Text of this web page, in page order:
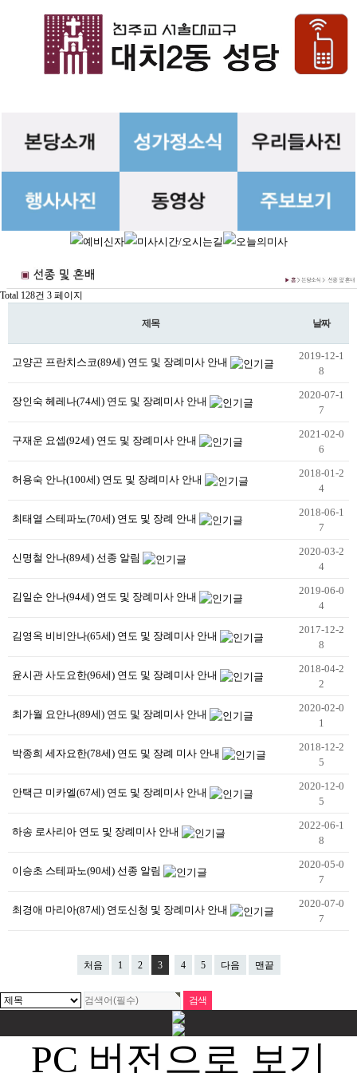
Total 128건 3 페이지
제목 날짜
고양곤 프란치스코(89세) 연도 및 장례미사 안내
2019-12-1
8
장인숙 헤레나(74세) 연도 및 장례미사 안내
2020-07-1
7
구재운 요셉(92세) 연도 및 장례미사 안내
2021-02-0
6
허용숙 안나(100세) 연도 및 장례미사 안내
2018-01-2
4
최태열 스테파노(70세) 연도 및 장례 안내
2018-06-1
7
신명철 안나(89세) 선종 알림
2020-03-2
4
김일순 안나(94세) 연도 및 장례미사 안내
2019-06-0
4
김영옥 비비안나(65세) 연도 및 장례미사 안내
2017-12-2
8
윤시관 사도요한(96세) 연도 및 장례미사 안내
2018-04-2
2
최가월 요안나(89세) 연도 및 장례미사 안내
2020-02-0
1
박종희 세자요한(78세) 연도 및 장례 미사 안내
2018-12-2
5
안택근 미카엘(67세) 연도 및 장례미사 안내
2020-12-0
5
하송 로사리아 연도 및 장례미사 안내
2022-06-1
8
이승초 스테파노(90세) 선종 알림
2020-05-0
7
최경애 마리아(87세) 연도신청 및 장례미사 안내
2020-07-0
7
처음 1 2 3 4 5 다음 맨끝
PC 버전으로 보기